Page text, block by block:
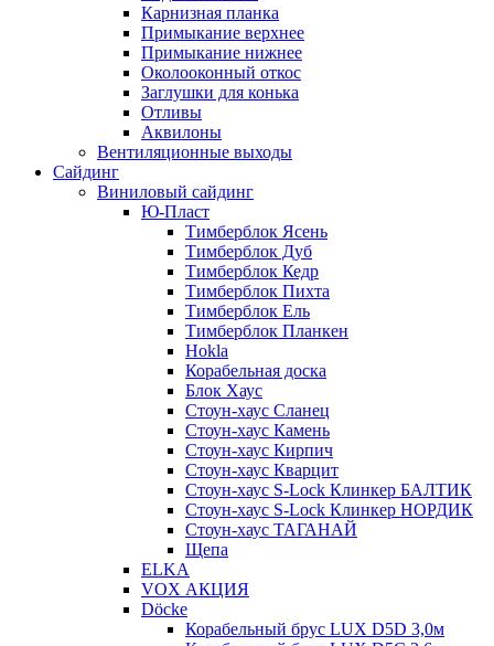
Карнизная планка
Примыкание верхнее
Примыкание нижнее
Околооконный откос
Заглушки для конька
Отливы
Аквилоны
Вентиляционные выходы
Сайдинг
Виниловый сайдинг
Ю-Пласт
Тимберблок Ясень
Тимберблок Дуб
Тимберблок Кедр
Тимберблок Пихта
Тимберблок Ель
Тимберблок Планкен
Hokla
Корабельная доска
Блок Хаус
Стоун-хаус Сланец
Стоун-хаус Камень
Стоун-хаус Кирпич
Стоун-хаус Кварцит
Стоун-хаус S-Lock Клинкер БАЛТИК
Стоун-хаус S-Lock Клинкер НОРДИК
Стоун-хаус ТАГАНАЙ
Щепа
ELKA
VOX АКЦИЯ
Döcke
Корабельный брус LUX D5D 3,0м